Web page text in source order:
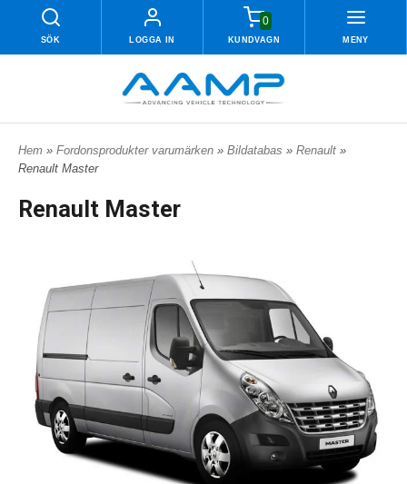
SÖK LOGGA IN
0
KUNDVAGN MENY
Hem » Fordonsprodukter varumärken » Bildatabas » Renault »
Renault Master
Renault Master